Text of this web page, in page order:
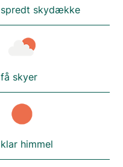
spredt skydække
få skyer
klar himmel